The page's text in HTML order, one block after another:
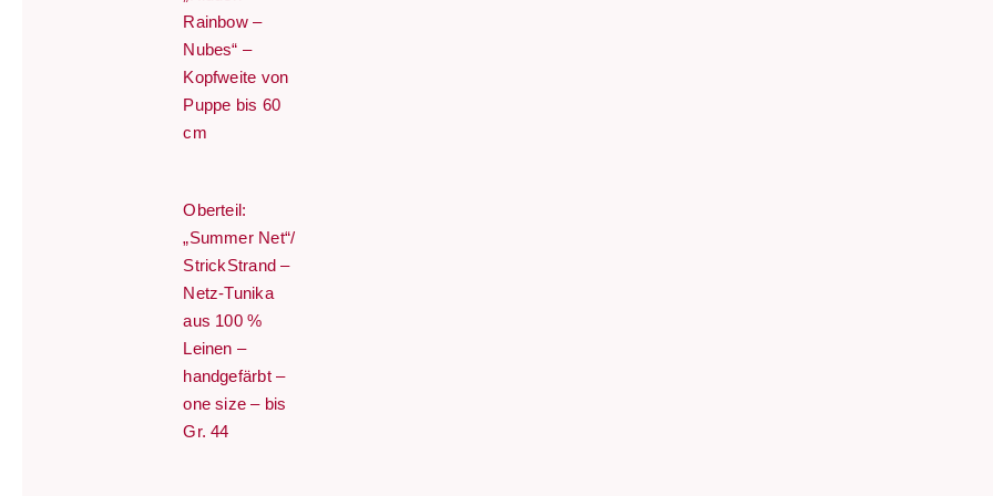
Rainbow –
Nubes“ –
Kopfweite von
Puppe bis 60
cm
Oberteil:
„Summer Net“/
StrickStrand –
Netz-Tunika
aus 100 %
Leinen –
handgefärbt –
one size – bis
Gr. 44